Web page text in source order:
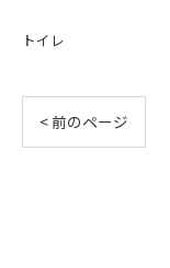
トイレ
< 前のページ